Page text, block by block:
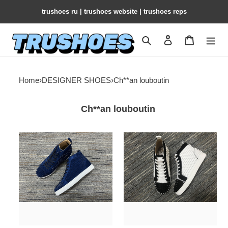
trushoes ru | trushoes website | trushoes reps
Search Contact us
Home›DESIGNER SHOES›Ch**an louboutin
Ch**an louboutin
Ch**an
louboutin
Ch**an
louboutin